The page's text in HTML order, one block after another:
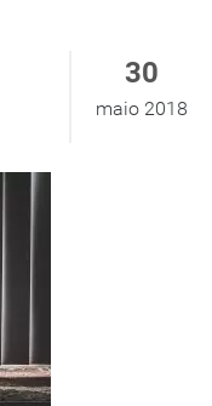
30
maio 2018